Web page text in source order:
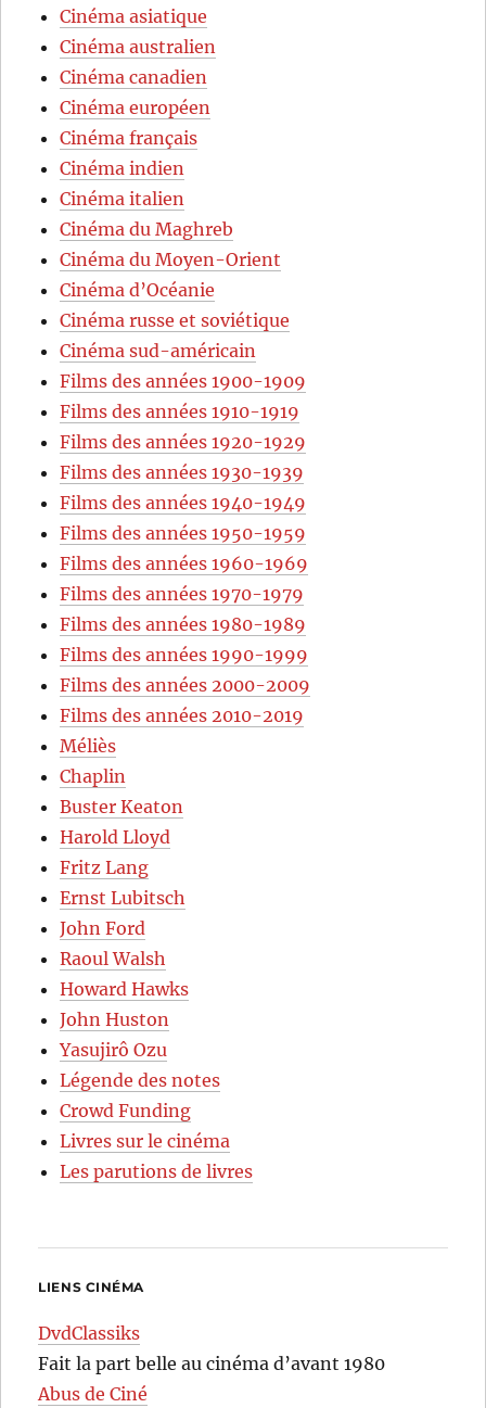
Cinéma asiatique
Cinéma australien
Cinéma canadien
Cinéma européen
Cinéma français
Cinéma indien
Cinéma italien
Cinéma du Maghreb
Cinéma du Moyen-Orient
Cinéma d’Océanie
Cinéma russe et soviétique
Cinéma sud-américain
Films des années 1900-1909
Films des années 1910-1919
Films des années 1920-1929
Films des années 1930-1939
Films des années 1940-1949
Films des années 1950-1959
Films des années 1960-1969
Films des années 1970-1979
Films des années 1980-1989
Films des années 1990-1999
Films des années 2000-2009
Films des années 2010-2019
Méliès
Chaplin
Buster Keaton
Harold Lloyd
Fritz Lang
Ernst Lubitsch
John Ford
Raoul Walsh
Howard Hawks
John Huston
Yasujirô Ozu
Légende des notes
Crowd Funding
Livres sur le cinéma
Les parutions de livres
LIENS CINÉMA
DvdClassiks
Fait la part belle au cinéma d’avant 1980
Abus de Ciné